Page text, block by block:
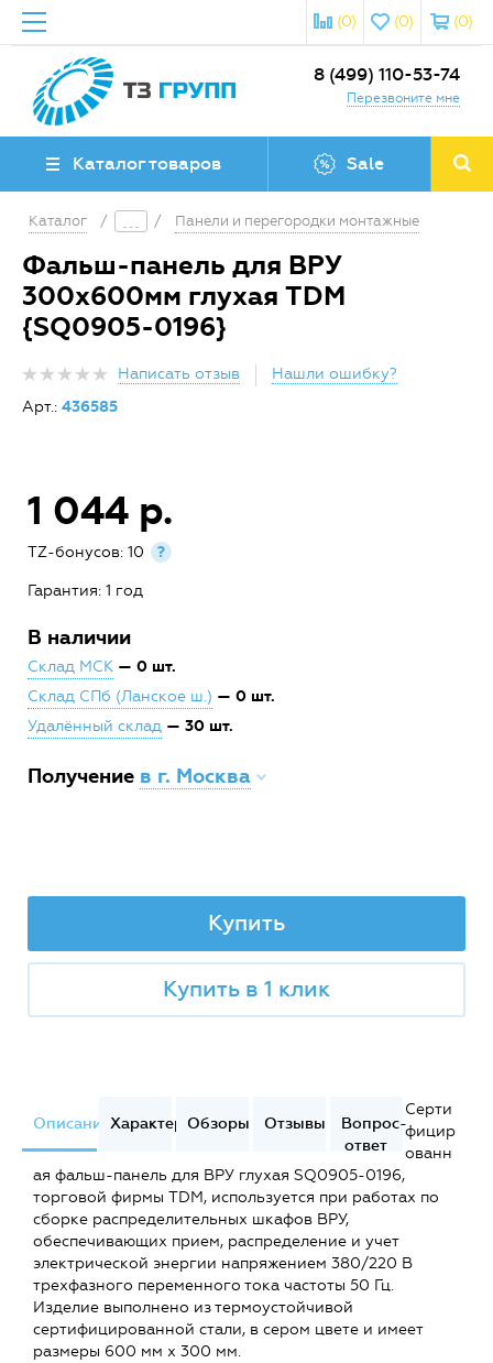
(0)
(0)
(0)
8 (499) 110-53-74
Перезвоните мне
Каталог товаров Sale
Каталог / / Панели и перегородки монтажные
Фальш-панель для ВРУ
300х600мм глухая TDM
{SQ0905-0196}
Написать отзыв
Нашли ошибку?
Арт.: 436585
1 044 р.
TZ-бонусов: 10 ?
Гарантия: 1 год
В наличии
Склад МСК — 0 шт.
Склад СПб (Ланское ш.) — 0 шт.
Удалённый склад — 30 шт.
Получение в г. Москва
Купить
Купить в 1 клик
ОписаниеХарактеристики
Обзоры Отзывы
Вопрос-
ответ
Серти
фицир
ованн
ая фальш-панель для ВРУ глухая SQ0905-0196,
торговой фирмы TDM, используется при работах по
сборке распределительных шкафов ВРУ,
обеспечивающих прием, распределение и учет
электрической энергии напряжением 380/220 В
трехфазного переменного тока частоты 50 Гц.
Изделие выполнено из термоустойчивой
сертифицированной стали, в сером цвете и имеет
размеры 600 мм х 300 мм.